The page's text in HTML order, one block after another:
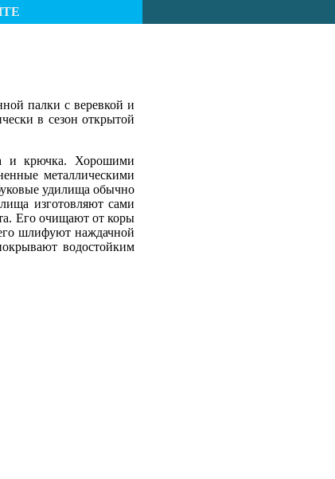
палки с веревкой и
в сезон открытой
и крючка. Хорошими
металлическими
удилища обычно
изготовляют сами
Его очищают от коры
шлифуют наждачной
водостойким